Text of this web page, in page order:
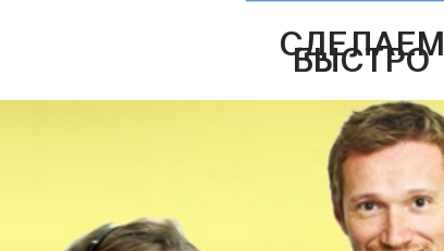
СДЕЛАЕМ
БЫСТРО